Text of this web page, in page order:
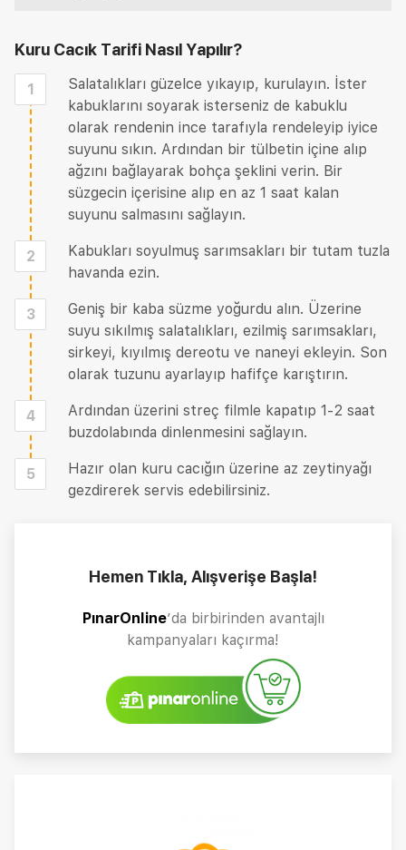
Kuru Cacık Tarifi Nasıl Yapılır?
1
Salatalıkları güzelce yıkayıp, kurulayın. İster
kabuklarını soyarak isterseniz de kabuklu
olarak rendenin ince tarafıyla rendeleyip iyice
suyunu sıkın. Ardından bir tülbetin içine alıp
ağzını bağlayarak bohça şeklini verin. Bir
süzgecin içerisine alıp en az 1 saat kalan
suyunu salmasını sağlayın.
2
Kabukları soyulmuş sarımsakları bir tutam tuzla
havanda ezin.
3
Geniş bir kaba süzme yoğurdu alın. Üzerine
suyu sıkılmış salatalıkları, ezilmiş sarımsakları,
sirkeyi, kıyılmış dereotu ve naneyi ekleyin. Son
olarak tuzunu ayarlayıp hafifçe karıştırın.
4
Ardından üzerini streç filmle kapatıp 1-2 saat
buzdolabında dinlenmesini sağlayın.
5
Hazır olan kuru cacığın üzerine az zeytinyağı
gezdirerek servis edebilirsiniz.
Hemen Tıkla, Alışverişe Başla!
PınarOnline’da birbirinden avantajlı
kampanyaları kaçırma!